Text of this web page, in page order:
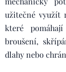
užitečné využít
které
broušení,
dlahy nebo